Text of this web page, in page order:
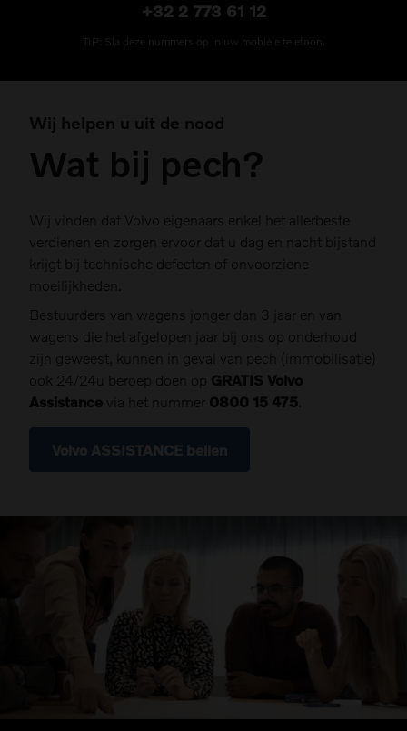
+32 2 773 61 12
TIP: Sla deze nummers op in uw mobiele telefoon.
Wij helpen u uit de nood
Wat bij pech?
Wij vinden dat Volvo eigenaars enkel het allerbeste
verdienen en zorgen ervoor dat u dag en nacht bijstand
krijgt bij technische defecten of onvoorziene
moeilijkheden.
Bestuurders van wagens jonger dan 3 jaar en van
wagens die het afgelopen jaar bij ons op onderhoud
zijn geweest, kunnen in geval van pech (immobilisatie)
ook 24/24u beroep doen op GRATIS Volvo
Assistance via het nummer 0800 15 475
Volvo ASSISTANCE bellen